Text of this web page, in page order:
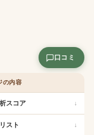
口コミ
の内容
スコア ↓
スト ↓